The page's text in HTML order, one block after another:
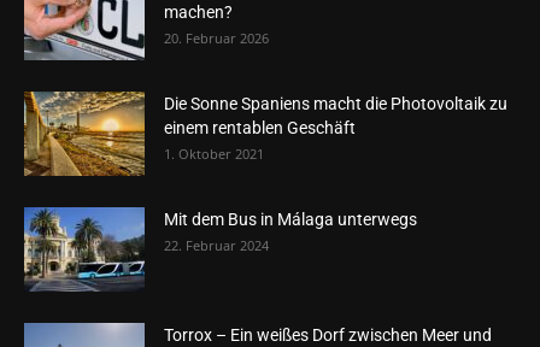
machen?
20. Februar 2026
Die Sonne Spaniens macht die Photovoltaik zu
einem rentablen Geschäft
1. Oktober 2021
Mit dem Bus in Málaga unterwegs
22. Februar 2024
Torrox – Ein weißes Dorf zwischen Meer und